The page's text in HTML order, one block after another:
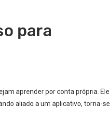
para
aprender por conta própria. Ele
aliado a um aplicativo, torna-se